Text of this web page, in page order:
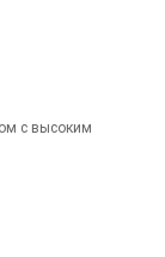
с высоким